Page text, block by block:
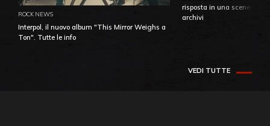
ROCK NEWS
Interpol, il nuovo album "This Mirror Weighs a
Ton". Tutte le info
risposta in una
archivi
VEDI TUTTE